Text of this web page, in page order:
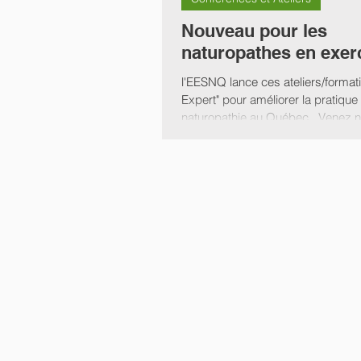
Naturopathie
Nouveau pour les
naturopathes en
l'EESNQ lance ces ateliers/
Expert" pour améliorer la pratique
naturopathie au Québec...Venez